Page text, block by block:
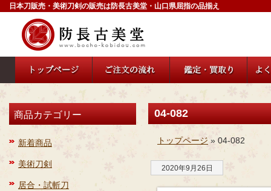
日本刀販売・美術刀剣の販売は防長古美堂・山口県屈指の品揃え
商品カテゴリー
新着商品
美術刀剣
居合・試斬刀
04-082
トップページ » 04-082
2020年9月26日